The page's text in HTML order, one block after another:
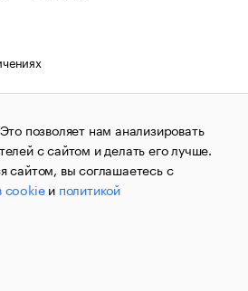
О соблюдении авторских прав
1995–2026.Сообщения
агентства «РБК»
службой по надзору в сфере
технологий и массовых
09.12.2015 за номером ИА
пометкой «РБК». Отдельные
информацию,
позволяет нам анализировать
с сайтом и делать его лучше.
сайтом, вы соглашаетесь с
cookieи политикой